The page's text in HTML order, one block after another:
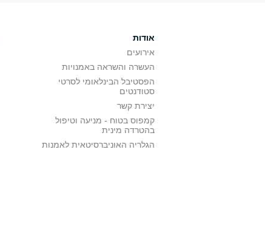
אודות
אירועים
העשרה והשראה באמנויות
הפסטיבל הבינלאומי לסרטי
סטודנטים
יצירת קשר
קמפוס בטוח - מניעה וטיפול
בהטרדה מינית
הגלריה האוניברסיטאית לאמנות